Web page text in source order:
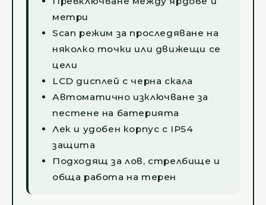
метри
Scan режим за проследяване на
няколко точки или движещи се
цели
LCD дисплей с черна скала
Автоматично изключване за
пестене на батерията
Лек и удобен корпус с IP54
защита
Подходящ за лов, стрелбище и
обща работа на терен